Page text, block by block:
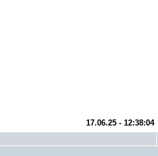
17.06.25 - 12:38:04